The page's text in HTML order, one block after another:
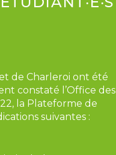
de Charleroi ont été
constaté l’Office des
la Plateforme de
suivantes :